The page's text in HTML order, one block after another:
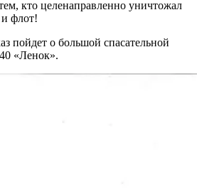
кто целенаправленно уничтожал
флот!
пойдет о большой спасательной
«Ленок».